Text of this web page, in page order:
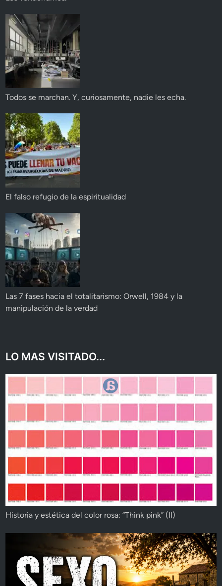
Todos se marchan. Y, curiosamente, nadie les echa.
El falso refugio de la espiritualidad
Las 7 fases hacia el totalitarismo: Orwell, 1984 y la
manipulación de la verdad
LO MAS VISITADO...
Historia y estética del color rosa: “Think pink” (II)